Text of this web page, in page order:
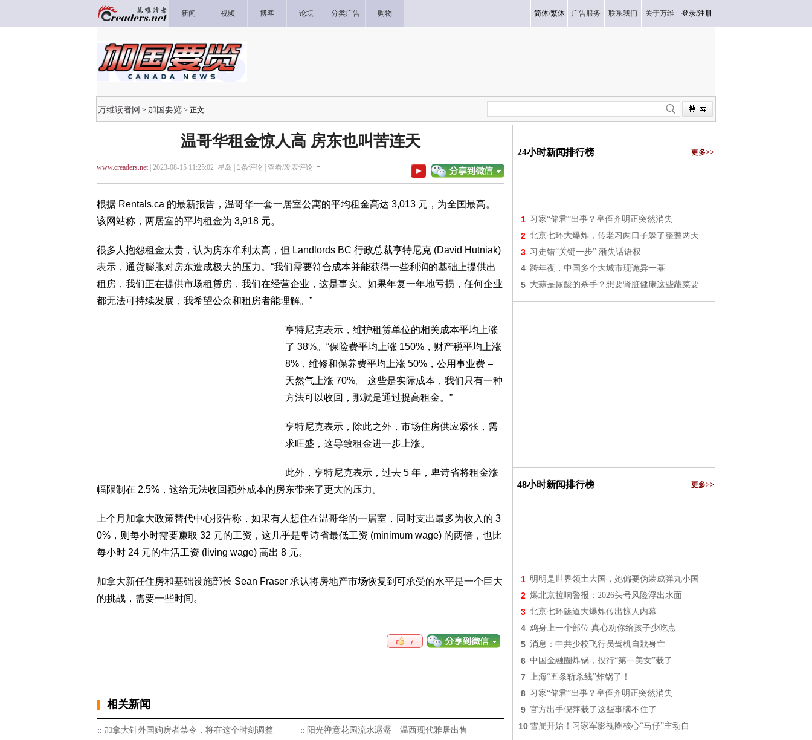
新闻 视频 博客 论坛 分类广告 购物 简体/繁体 广告服务 联系我们 关于万维 登录/注册
万维读者网 > 加国要览 > 正文
温哥华租金惊人高 房东也叫苦连天
www.creaders.net| 2023-08-15 11:25:02 星岛 | 1条评论 | 查看/发表评论
根据 Rentals.ca 的最新报告，温哥华一套一居室公寓的平均租金高达 3,013 元，为全国最高。
该网站称，两居室的平均租金为 3,918 元。
很多人抱怨租金太贵，认为房东牟利太高，但 Landlords BC 行政总裁亨特尼克 (David Hutniak)
表示，通货膨胀对房东造成极大的压力。“我们需要符合成本并能获得一些利润的基础上提供出
租房，我们正在提供市场租赁房，我们在经营企业，这是事实。如果年复一年地亏损，任何企业
都无法可持续发展，我希望公众和租房者能理解。”
亨特尼克表示，维护租赁单位的相关成本平均上涨
了 38%。“保险费平均上涨 150%，财产税平均上涨
8%，维修和保养费平均上涨 50%，公用事业费 –
天然气上涨 70%。 这些是实际成本，我们只有一种
方法可以收回，那就是通过提高租金。”
亨特尼克表示，除此之外，市场住房供应紧张，需
求旺盛，这导致租金进一步上涨。
此外，亨特尼克表示，过去 5 年，卑诗省将租金涨
幅限制在 2.5%，这给无法收回额外成本的房东带来了更大的压力。
上个月加拿大政策替代中心报告称，如果有人想住在温哥华的一居室，同时支出最多为收入的 3
0%，则每小时需要赚取 32 元的工资，这几乎是卑诗省最低工资 (minimum wage) 的两倍，也比
每小时 24 元的生活工资 (living wage) 高出 8 元。
加拿大新任住房和基础设施部长 Sean Fraser 承认将房地产市场恢复到可承受的水平是一个巨大
的挑战，需要一些时间。
7
相关新闻
加拿大针外国购房者禁令，将在这个时刻调整 阳光禅意花园流水潺潺 温西现代雅居出售
24小时新闻排行榜 更多>>
1 习家“储君”出事？皇侄齐明正突然消失
2 北京七环大爆炸，传老习两口子躲了整整两天
3 习走错“关键一步” 渐失话语权
4 跨年夜，中国多个大城市现诡异一幕
5 大蒜是尿酸的杀手？想要肾脏健康这些蔬菜要
48小时新闻排行榜 更多>>
1 明明是世界领土大国，她偏要伪装成弹丸小国
2 爆北京拉响警报：2026头号风险浮出水面
3 北京七环隧道大爆炸传出惊人内幕
4 鸡身上一个部位 真心劝你给孩子少吃点
5 消息：中共少校飞行员驾机自戕身亡
6 中国金融圈炸锅，投行“第一美女”栽了
7 上海“五条斩杀线”炸锅了！
8 习家“储君”出事？皇侄齐明正突然消失
9 官方出手倪萍栽了这些事瞒不住了
10 雪崩开始！习家军影视圈核心“马仔”主动自